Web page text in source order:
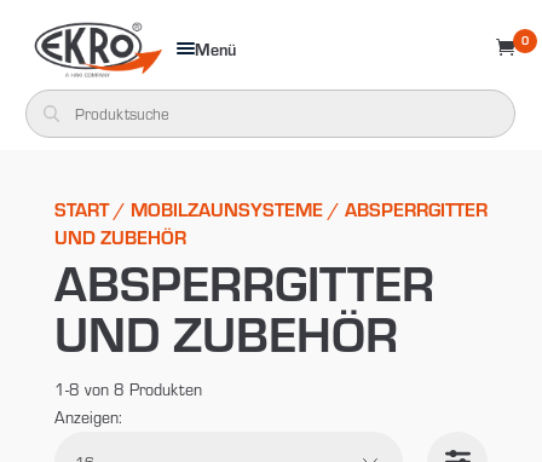
Menü  0
START/ MOBILZAUNSYSTEME/ ABSPERRGITTER
UND ZUBEHÖR
ABSPERRGITTER
UND ZUBEHÖR
1-8 von 8 Produkten
Anzeigen: